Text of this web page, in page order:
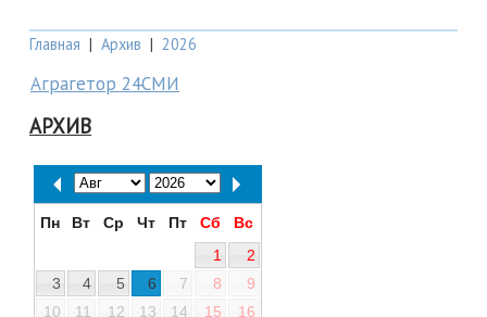
Главная | Архив | 2026
Аграгетор 24СМИ
АРХИВ
Пн Вт Ср Чт Пт Сб
Вс
1
2
3
4 5 6 7 8
9
10
11 12 13 14 15
16